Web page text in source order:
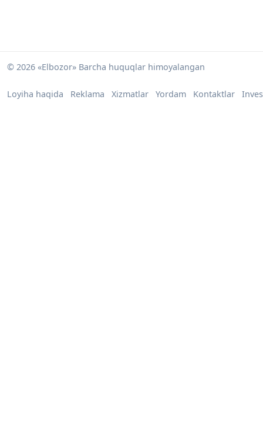
© 2026 «Elbozor» Barcha huquqlar himoyalangan
Loyiha haqida Reklama Xizmatlar Yordam Kontaktlar